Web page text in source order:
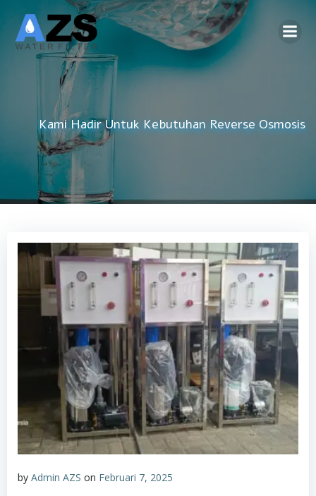
Skip
to
content
Kami Hadir Untuk Kebutuhan DAMIU
by Admin AZS on Februari 7, 2025